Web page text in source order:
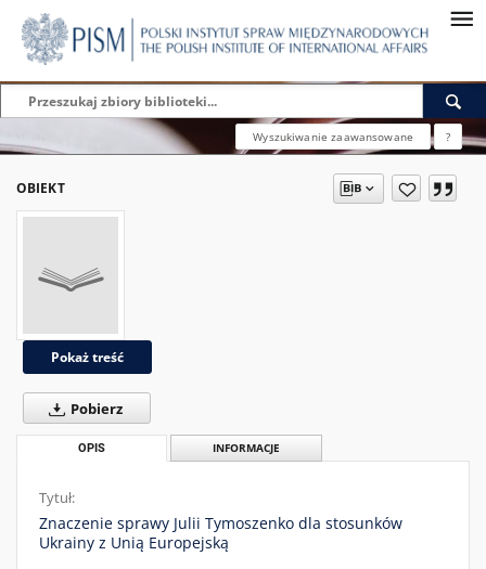
Wyszukiwanie zaawansowane ?
OBIEKT
Pokaż treść
Pobierz
OPIS INFORMACJE
Tytuł:
Znaczenie sprawy Julii Tymoszenko dla stosunków
Ukrainy z Unią Europejską